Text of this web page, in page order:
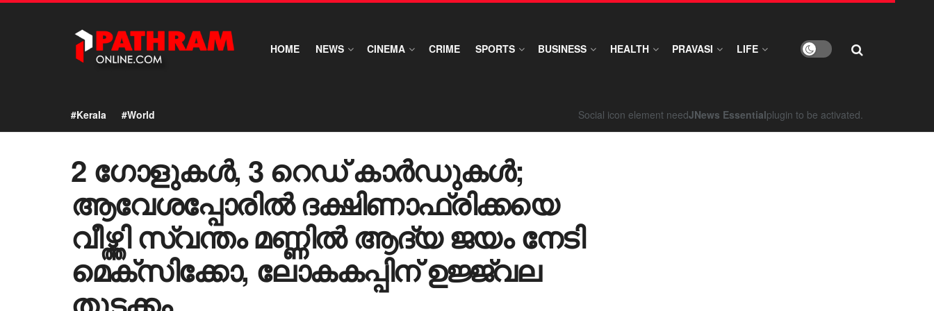
HOME NEWS CINEMA CRIME SPORTS BUSINESS HEALTH PRAVASI LIFE
#Kerala #World Social icon element needJNews Essentialplugin to be activated.
2 ഗോളുകൾ, 3 റെഡ് കാർഡുകൾ;
ആവേശപ്പോരിൽ ദക്ഷിണാഫ്രിക്കയെ
വീഴ്ത്തി സ്വന്തം മണ്ണിൽ ആദ്യ ജയം നേടി
മെക്‌സിക്കോ, ലോകകപ്പിന് ഉജ്ജ്വല